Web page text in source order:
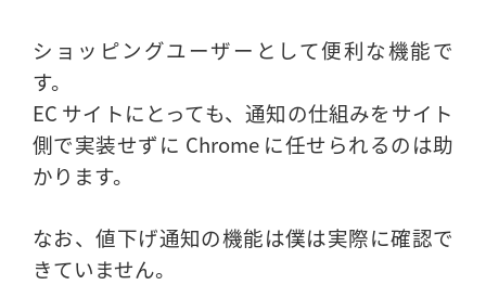
ショッピングユーザーとして便利な機能で
す。
EC サイトにとっても、通知の仕組みをサイト
側で実装せずに Chrome に任せられるのは助
かります。
なお、値下げ通知の機能は僕は実際に確認で
きていません。